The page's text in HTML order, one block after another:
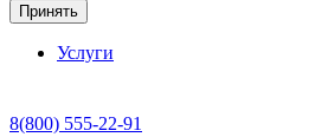
Принять
Услуги
8(800) 555-22-91